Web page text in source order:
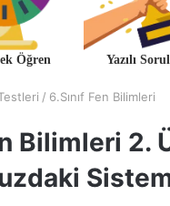
Öğren Yazılı
/ 6.Sınıf Fen Bilimleri
Bilimleri 2.